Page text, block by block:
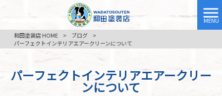
MENU
和田塗装店 HOME
> ブログ
>
パーフェクトインテリアエアークリーンについて
パーフェクトインテリアエアークリー
ンについて